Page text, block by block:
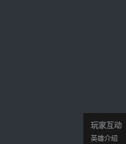
玩家互动
英雄介绍